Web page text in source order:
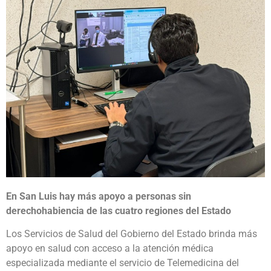
En San Luis hay más apoyo a personas sin
derechohabiencia de las cuatro regiones del Estado
Los Servicios de Salud del Gobierno del Estado brinda más
apoyo en salud con acceso a la atención médica
especializada mediante el servicio de Telemedicina del